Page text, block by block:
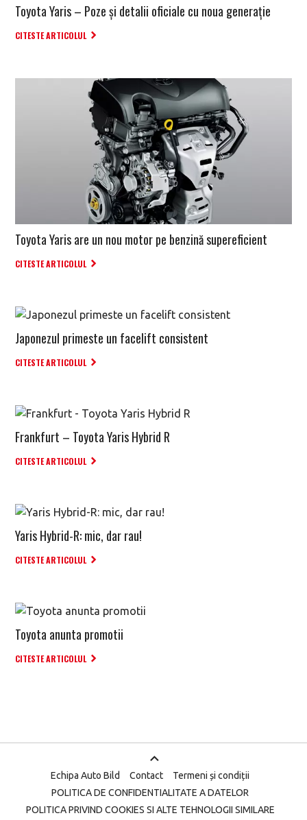
Toyota Yaris – Poze și detalii oficiale cu noua generație
CITESTE ARTICOLUL
Toyota Yaris are un nou motor pe benzină supereficient
CITESTE ARTICOLUL
Japonezul primeste un facelift consistent
CITESTE ARTICOLUL
Frankfurt – Toyota Yaris Hybrid R
CITESTE ARTICOLUL
Yaris Hybrid-R: mic, dar rau!
CITESTE ARTICOLUL
Toyota anunta promotii
CITESTE ARTICOLUL
Echipa Auto Bild Contact
Termeni și condiții
POLITICA DE CONFIDENTIALITATE A DATELOR
POLITICA PRIVIND COOKIES SI ALTE TEHNOLOGII SIMILARE